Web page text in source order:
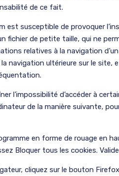
de ce fait.
est susceptible de provoquer
fichier de petite taille, qui ne
relatives à la navigation
navigation ultérieure sur le site,
l’impossibilité d’accéder à
de la manière suivante,
en forme de rouage en
Bloquer tous les cookies.
cliquez sur le bouton